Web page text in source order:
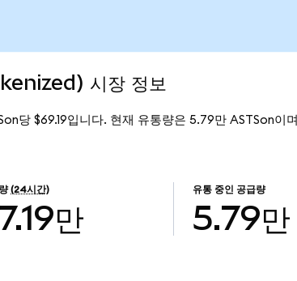
시장 정보
당 $69.19입니다. 현재 유통량은 5.79만 ASTSon이
(24시간)
만
유통 중인 공급량
5.79만